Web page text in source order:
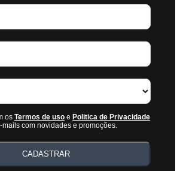
os Termos de uso e Politica de Privacidade
com novidades e promoções.
CADASTRAR